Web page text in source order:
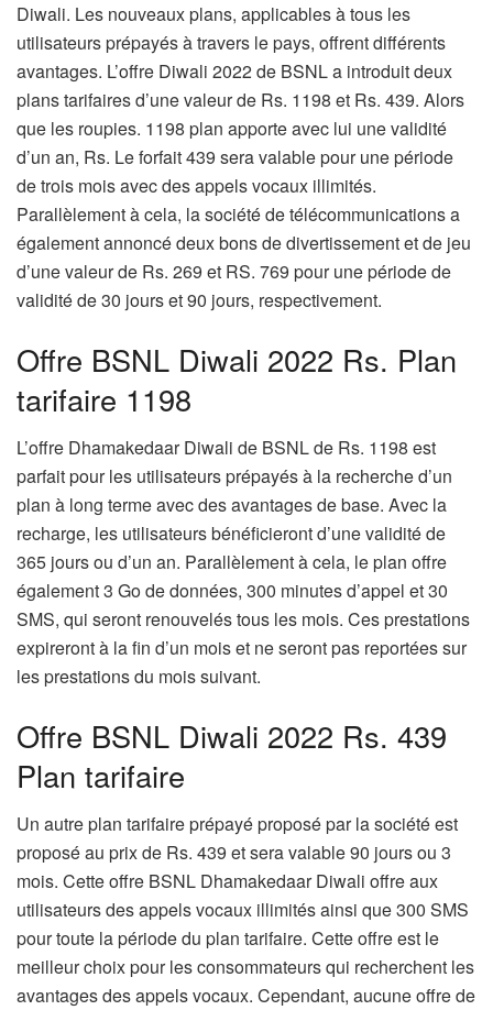
Diwali. Les nouveaux plans, applicables à tous les
utilisateurs prépayés à travers le pays, offrent différents
avantages. L’offre Diwali 2022 de BSNL a introduit deux
plans tarifaires d’une valeur de Rs. 1198 et Rs. 439. Alors
que les roupies. 1198 plan apporte avec lui une validité
d’un an, Rs. Le forfait 439 sera valable pour une période
de trois mois avec des appels vocaux illimités.
Parallèlement à cela, la société de télécommunications a
également annoncé deux bons de divertissement et de jeu
d’une valeur de Rs. 269 ​​et RS. 769 pour une période de
validité de 30 jours et 90 jours, respectivement.
Offre BSNL Diwali 2022 Rs. Plan
tarifaire 1198
L’offre Dhamakedaar Diwali de BSNL de Rs. 1198 est
parfait pour les utilisateurs prépayés à la recherche d’un
plan à long terme avec des avantages de base. Avec la
recharge, les utilisateurs bénéficieront d’une validité de
365 jours ou d’un an. Parallèlement à cela, le plan offre
également 3 Go de données, 300 minutes d’appel et 30
SMS, qui seront renouvelés tous les mois. Ces prestations
expireront à la fin d’un mois et ne seront pas reportées sur
les prestations du mois suivant.
Offre BSNL Diwali 2022 Rs. 439
Plan tarifaire
Un autre plan tarifaire prépayé proposé par la société est
proposé au prix de Rs. 439 et sera valable 90 jours ou 3
mois. Cette offre BSNL Dhamakedaar Diwali offre aux
utilisateurs des appels vocaux illimités ainsi que 300 SMS
pour toute la période du plan tarifaire. Cette offre est le
meilleur choix pour les consommateurs qui recherchent les
avantages des appels vocaux. Cependant, aucune offre de